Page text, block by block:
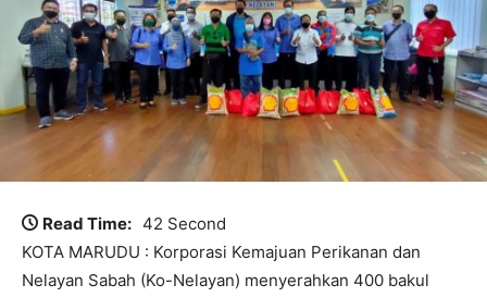
Read Time: 42 Second
KOTA MARUDU : Korporasi Kemajuan Perikanan dan
Nelayan Sabah (Ko-Nelayan) menyerahkan 400 bakul